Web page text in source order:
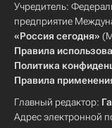
Учредитель:
предприятие
«Россия сегодня»
Правила
Политика
Правила
Главный редактор:
Адрес электронной